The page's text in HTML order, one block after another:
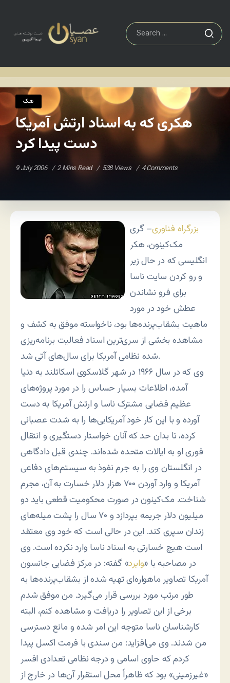
هک
هکری که به اسناد ارتش آمریکا
دست پیدا کرد
9 July 2006 2 Mins Read 538 Views 4 Comments
بزرگراه فناوری– گری
مک‌کینون، هکر
انگلیسی که در حال زیر
و رو کردن سایت ناسا
برای فرو نشاندن
عطش خود در مورد
ماهیت بشقاب‌پرنده‌ها بود، ناخواسته موفق به کشف و
مشاهده بخشی از سری‌ترین اسناد فعالیت برنامه‌ریزی
شده نظامی آمریکا برای سال‌های آتی شد.
وی که در سال ۱۹۶۶ در شهر گلاسکوی اسکاتلند به دنیا
آمده، اطلاعات بسیار حساس را در مورد پروژه‌های
عظیم فضایی مشترک ناسا و ارتش آمریکا به دست
آورده و با این کار خود آمریکایی‌ها را به شدت عصبانی
کرده، تا بدان حد که آنان خواستار دستگیری و انتقال
فوری او به ایالات متحده شده‌اند. چندی قبل دادگاهی
در انگلستان وی را به جرم نفوذ به سیستم‌های دفاعی
آمریکا و وارد آوردن ۷۰۰ هزار دلار خسارت به آن، مجرم
شناخت. مک‌کینون در صورت محکومیت قطعی باید دو
میلیون دلار جریمه بپردازد و ۷۰ سال را پشت میله‌های
زندان سپری کند. این در حالی است که خود وی معتقد
است هیچ خسارتی به اسناد ناسا وارد نکرده است. وی
در مصاحبه با «وایرد» گفته: در مرکز فضایی جانسون
آمریکا تصاویر ماهواره‌ای تهیه شده از بشقاب‌پرنده‌ها به
طور مرتب مورد بررسی قرار می‌گیرد. من موفق شدم
برخی از این تصاویر را دریافت و مشاهده کنم، البته
کارشناسان ناسا متوجه این امر شده و مانع دسترسی
من شدند. وی می‌افزاید: من سندی با فرمت اکسل پیدا
کردم که حاوی اسامی و درجه نظامی تعدادی افسر
«غیرزمینی» بود که ظاهراً محل استقرار آن‌ها در خارج از